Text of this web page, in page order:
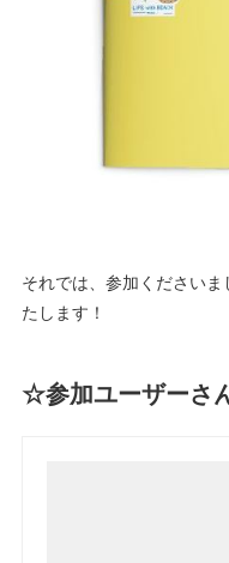
それでは、参加ください
たします！
☆参加ユーザーさ